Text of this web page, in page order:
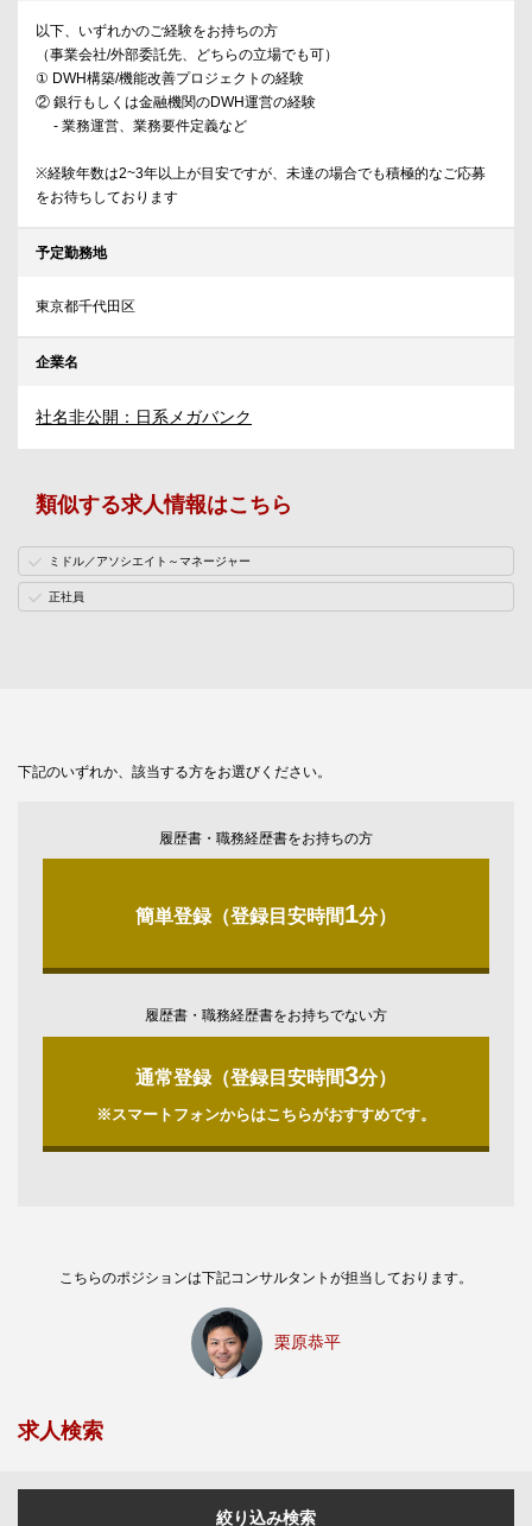
以下、いずれかのご経験をお持ちの方
（事業会社/外部委託先、どちらの立場でも可）
① DWH構築/機能改善プロジェクトの経験
② 銀行もしくは金融機関のDWH運営の経験
- 業務運営、業務要件定義など
※経験年数は2~3年以上が目安ですが、未達の場合でも積極的なご応募
をお待ちしております
予定勤務地
東京都千代田区
企業名
社名非公開：日系メガバンク
類似する求人情報はこちら
ミドル／アソシエイト～マネージャー
正社員
下記のいずれか、該当する方をお選びください。
履歴書・職務経歴書をお持ちの方
簡単登録（登録目安時間1分）
履歴書・職務経歴書をお持ちでない方
通常登録（登録目安時間3分）
※スマートフォンからはこちらがおすすめです。
こちらのポジションは下記コンサルタントが担当しております。
栗原恭平
求人検索
絞り込み検索